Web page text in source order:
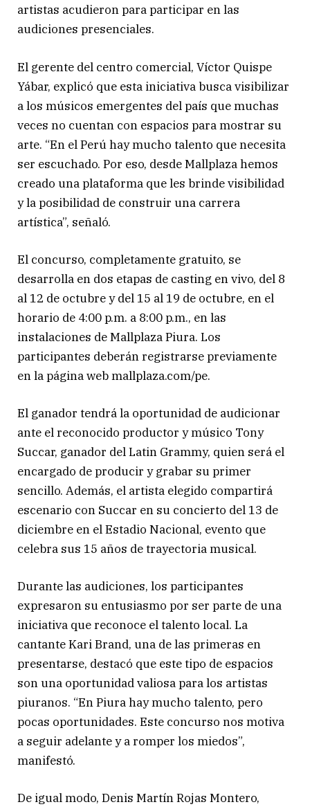
artistas acudieron para participar en las
audiciones presenciales.
El gerente del centro comercial, Víctor Quispe
Yábar, explicó que esta iniciativa busca visibilizar
a los músicos emergentes del país que muchas
veces no cuentan con espacios para mostrar su
arte. “En el Perú hay mucho talento que necesita
ser escuchado. Por eso, desde Mallplaza hemos
creado una plataforma que les brinde visibilidad
y la posibilidad de construir una carrera
artística”, señaló.
El concurso, completamente gratuito, se
desarrolla en dos etapas de casting en vivo, del 8
al 12 de octubre y del 15 al 19 de octubre, en el
horario de 4:00 p.m. a 8:00 p.m., en las
instalaciones de Mallplaza Piura. Los
participantes deberán registrarse previamente
en la página web mallplaza.com/pe.
El ganador tendrá la oportunidad de audicionar
ante el reconocido productor y músico Tony
Succar, ganador del Latin Grammy, quien será el
encargado de producir y grabar su primer
sencillo. Además, el artista elegido compartirá
escenario con Succar en su concierto del 13 de
diciembre en el Estadio Nacional, evento que
celebra sus 15 años de trayectoria musical.
Durante las audiciones, los participantes
expresaron su entusiasmo por ser parte de una
iniciativa que reconoce el talento local. La
cantante Kari Brand, una de las primeras en
presentarse, destacó que este tipo de espacios
son una oportunidad valiosa para los artistas
piuranos. “En Piura hay mucho talento, pero
pocas oportunidades. Este concurso nos motiva
a seguir adelante y a romper los miedos”,
manifestó.
De igual modo, Denis Martín Rojas Montero,